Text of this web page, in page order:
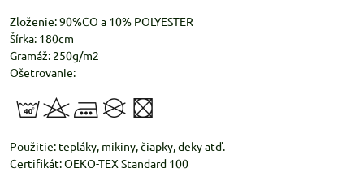
Zloženie: 90%CO a 10% POLYESTER
Šírka: 180cm
Gramáž: 250g/m2
Ošetrovanie:
Použitie: tepláky, mikiny, čiapky, deky atď.
Certifikát: OEKO-TEX Standard 100